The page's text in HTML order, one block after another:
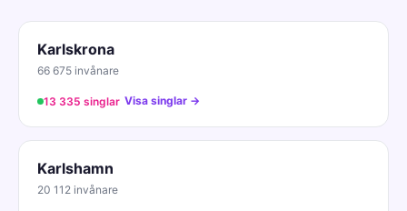
Karlskrona
66 675 invånare
13 335 singlar Visa singlar →
Karlshamn
20 112 invånare